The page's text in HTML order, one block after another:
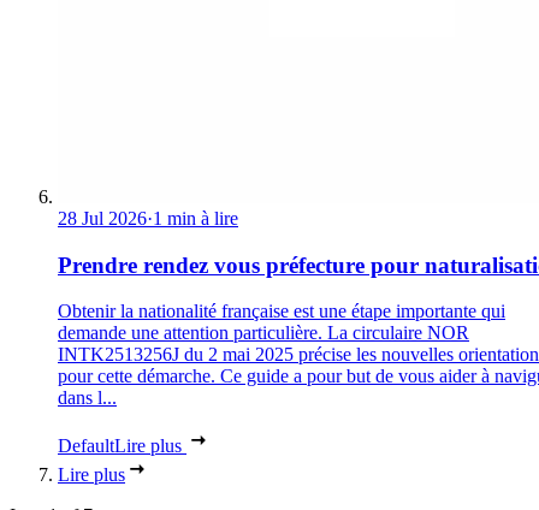
28 Jul 2026·1 min à lire
Prendre rendez vous préfecture pour
Obtenir la nationalité française est une étape importante qui
demande une attention particulière. La circulaire NOR
INTK2513256J du 2 mai 2025 précise les nouvelles
pour cette démarche. Ce guide a pour but de vous aider à
dans l...
DefaultLire plus
Lire plus